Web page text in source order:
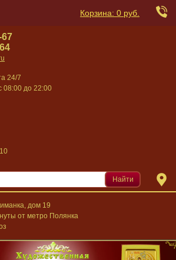
Корзина: 0 руб.
дом 19
от метро Полянка
67
24/7
08:00 до 22:00
Найти